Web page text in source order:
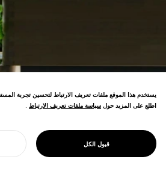
PROJECT
LECO
وحرفية
يستخدم هذا الموقع ملفات تعريف الارتباط لتحسين تجربة
اطلع على المزيد حول سياسة ملفات تعريف الارتباط
سياسة ملفات تعريف الارتباط .
قبول الكل